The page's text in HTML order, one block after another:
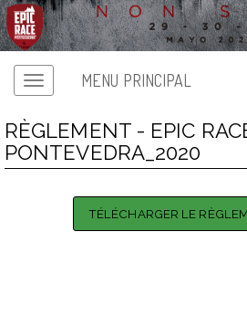
MENU PRINCIPAL
RÈGLEMENT - EPIC
PONTEVEDRA_2020
TÉLÉCHARGER LE